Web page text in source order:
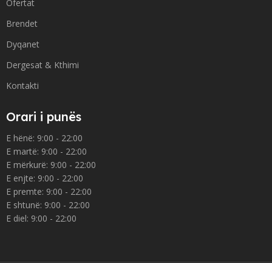
Ofertat
Brendet
Dyqanet
Dergesat & Kthimi
Kontakti
Orari i punës
E hënë: 9:00 - 22:00
E martë: 9:00 - 22:00
E mërkurë: 9:00 - 22:00
E enjte: 9:00 - 22:00
E premte: 9:00 - 22:00
E shtunë: 9:00 - 22:00
E diel: 9:00 - 22:00